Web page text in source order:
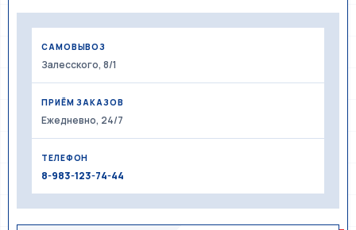
САМОВЫВОЗ
Залесского, 8/1
ПРИЁМ ЗАКАЗОВ
Ежедневно, 24/7
ТЕЛЕФОН
8-983-123-74-44